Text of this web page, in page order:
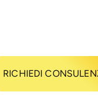
RICHIEDI